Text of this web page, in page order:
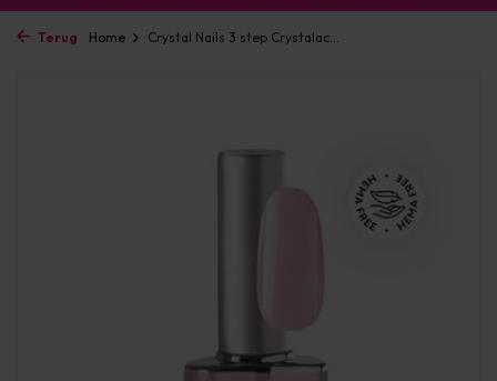
Terug Home Crystal Nails 3 step Crystalac...